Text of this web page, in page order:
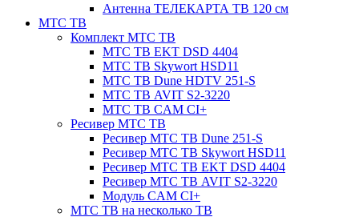
Антенна ТЕЛЕКАРТА ТВ 120 см
МТС ТВ
Комплект МТС ТВ
МТС ТВ EKT DSD 4404
МТС ТВ Skywort HSD11
МТС ТВ Dune HDTV 251-S
МТС ТВ AVIT S2-3220
МТС ТВ CAM CI+
Ресивер МТС ТВ
Ресивер МТС ТВ Dune 251-S
Ресивер МТС ТВ Skywort HSD11
Ресивер МТС ТВ EKT DSD 4404
Ресивер МТС ТВ AVIT S2-3220
Модуль CAM CI+
МТС ТВ на несколько ТВ